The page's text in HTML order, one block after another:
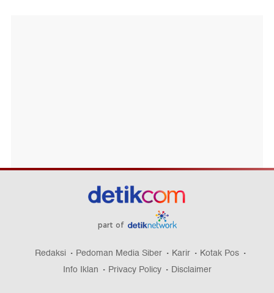
part of
Redaksi Pedoman Media Siber Karir
Kotak Pos
Info Iklan
Privacy Policy Disclaimer